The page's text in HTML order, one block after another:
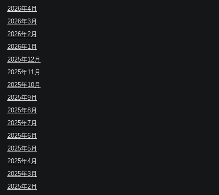
2026年4月
2026年3月
2026年2月
2026年1月
2025年12月
2025年11月
2025年10月
2025年9月
2025年8月
2025年7月
2025年6月
2025年5月
2025年4月
2025年3月
2025年2月